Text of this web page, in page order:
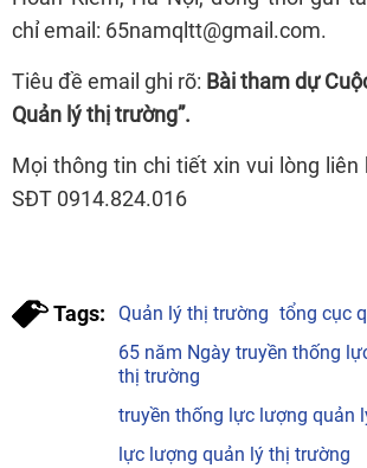
chỉ email: 65namqltt@gmail.com.
Tiêu đề email ghi rõ: Bài tham dự
Quản lý thị trường”.
Mọi thông tin chi tiết xin vui lòng liên
SĐT 0914.824.016
Tags: Quản lý thị trường tổng cục
65 năm Ngày truyền thống
thị trường
truyền thống lực lượng quản
lực lượng quản lý thị trường